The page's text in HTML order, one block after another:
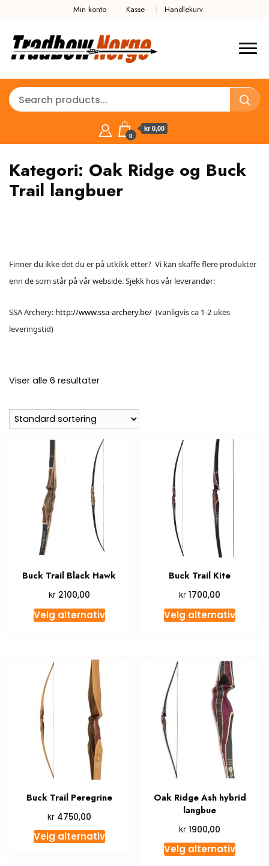
Min konto Kasse Handlekurv
0
kr 0,00
Kategori: Oak Ridge og Buck
Trail langbuer
Finner du ikke det du er på utkikk etter? Vi kan skaffe flere produkter
enn de som står på vår webside. Sjekk hos vår leverandør:
SSA Archery: http://www.ssa-archery.be/ (vanligvis ca 1-2 ukes
leveringstid)
Viser alle 6 resultater
Buck Trail Black Hawk
kr2100,00
Velg alternativ
Buck Trail Kite
kr 1700,00
Velg alternativ
Buck Trail Peregrine
kr4750,00
Velg alternativ
Oak Ridge Ash hybrid
langbue
kr 1900,00
Velg alternativ